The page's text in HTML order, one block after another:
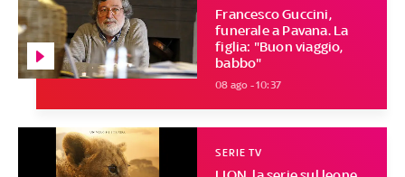
Francesco Guccini,
funerale a Pavana. La
figlia: "Buon viaggio,
babbo"
08 ago - 10:37
SERIE TV